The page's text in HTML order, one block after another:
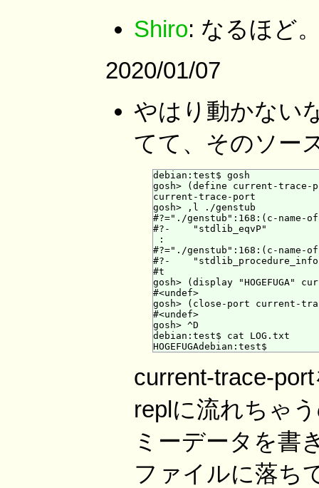
Shiro: なるほど
2020/01/07
やはり動かない
てて、そのソー
debian:test$ gosh
gosh> (define current-
current-trace-port
gosh> ,l ./genstub
#?="./genstub":168:(c-name-
#?-    "stdlib_eqvP"
:
#?="./genstub":168:(c-name-
#?-
#t
gosh> (display "HOGEFUGA"
#<undef>
gosh> (close-port current-
#<undef>
gosh> ^D
debian:test$ cat LOG.txt
current-trace-
replに流れちゃ
ミーデータを書
ファイルに落ち